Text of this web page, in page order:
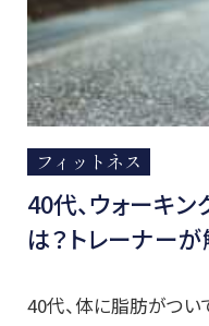
フィットネス
40代、ウォーキ
は？トレーナー
40代、体に脂肪がつい